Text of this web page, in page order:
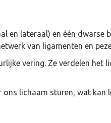
en lateraal) en één
van ligamenten en
vering. Ze verdelen
lichaam sturen, wat kan